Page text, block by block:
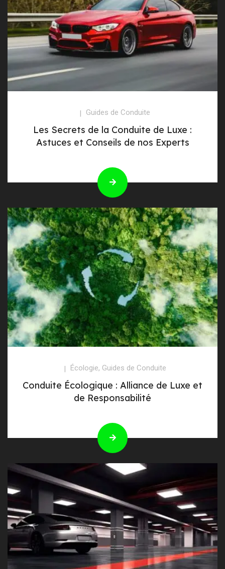
Guides de Conduite
Les Secrets de la Conduite de Luxe :
Astuces et Conseils de nos Experts
Écologie, Guides de Conduite
Conduite Écologique : Alliance de Luxe et
de Responsabilité